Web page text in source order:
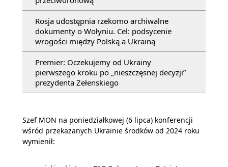
Rosja udostępnia rzekomo archiwalne
dokumenty o Wołyniu. Cel: podsycenie
wrogości między Polską a Ukrainą
Premier: Oczekujemy od Ukrainy
pierwszego kroku po „nieszczęsnej decyzji”
prezydenta Zełenskiego
Szef MON na poniedziałkowej (6 lipca) konferencji
wśród przekazanych Ukrainie środków od 2024 roku
wymienił: